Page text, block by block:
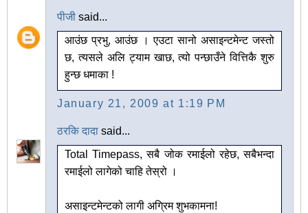
पीजी said...
आउंछ प्रभु, आउंछ । एउटा सानो असाइन्टमेन्ट जस्तो
छ, त्यसले अलि ट्याम खाछ, त्यो पन्छाउँने वित्तिकै शुरु
हुन्छ धमाका !
January 21, 2009 at 1:19 PM
ठरकि दादा said...
Total Timepass, सबै जोक रमाईलो रहेछ, सबैभन्दा
रमाईलो लागेको चाहि तेस्रो ।
असाइन्टमेन्टको लागी अग्रिम शुभकामना!